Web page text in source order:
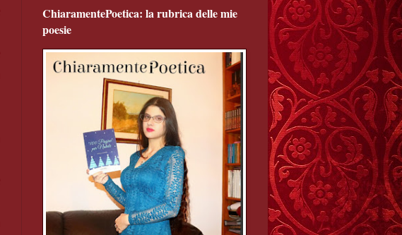
ChiaramentePoetica: la rubrica delle mie
poesie